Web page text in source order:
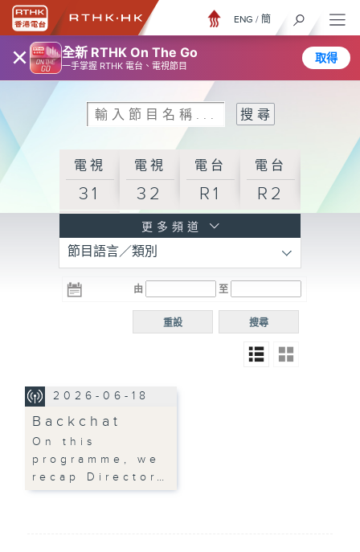
× 全新 RTHK On The Go
一手掌握 RTHK 電台、電視節目
取得
ENG / 簡
電視
31
電視
32
電台
R1
電台
R2
R3
電台 電台
R5
電台
普通
更多頻道
節目語言／類別
由 至
搜尋
重設
2026-06-18
Backchat
On this
programme, we
recap Director…